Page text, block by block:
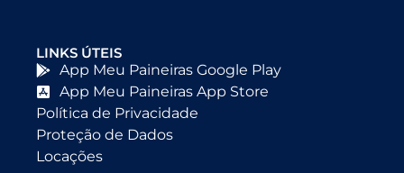
LINKS ÚTEIS
App Meu Paineiras Google Play
App Meu Paineiras App Store
Política de Privacidade
Proteção de Dados
Locações